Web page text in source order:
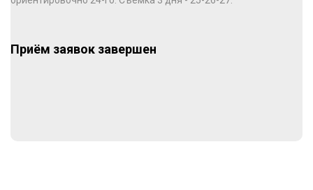
Приём заявок завершен